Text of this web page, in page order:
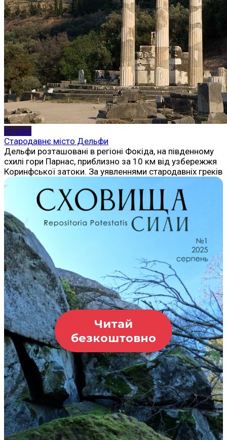
Історія
Стародавнє місто Дельфи
Дельфи розташовані в регіоні Фокіда, на південному
схилі гори Парнас, приблизно за 10 км від узбережжя
Коринфської затоки. За уявленнями стародавніх греків
Читай
безкоштовно